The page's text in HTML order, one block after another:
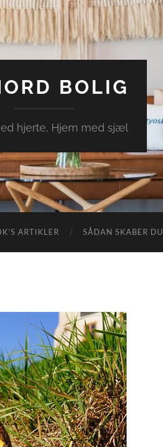
BOLIG
hjerte, Hjem med sjæl
ARTIKLER SÅDAN SKABER DU